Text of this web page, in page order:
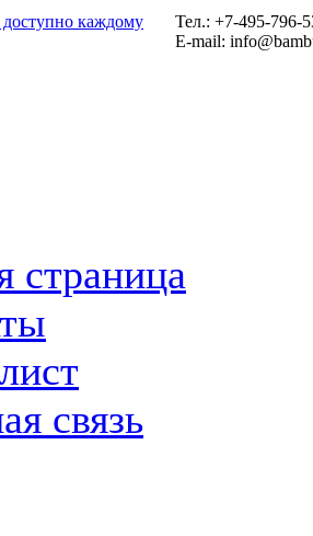
каждому
Тел.: +7-495-796-
E-mail:
страница
связь